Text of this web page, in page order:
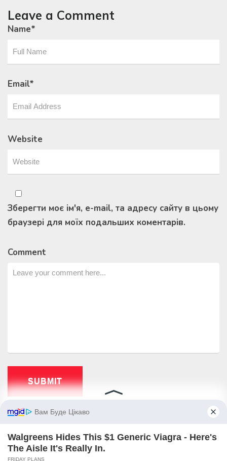
Leave a Comment
Name*
Email*
Website
Зберегти моє ім'я, e-mail, та адресу сайту в цьому
браузері для моїх подальших коментарів.
Comment